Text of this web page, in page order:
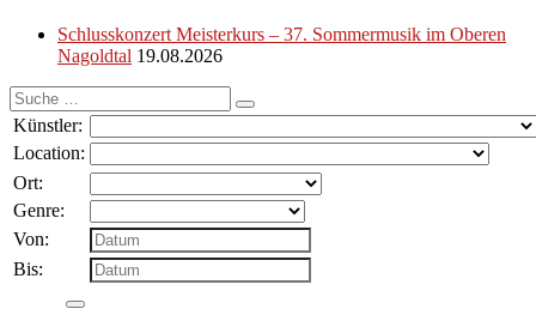
Schlusskonzert Meisterkurs – 37. Sommermusik im Oberen
Nagoldtal 19.08.2026
Suche
nach:
Künstler:
Location:
Ort:
Genre:
Von:
Bis: